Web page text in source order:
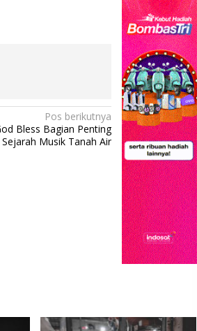
Pos berikutnya
Bless Bagian Penting
Sejarah Musik Tanah Air